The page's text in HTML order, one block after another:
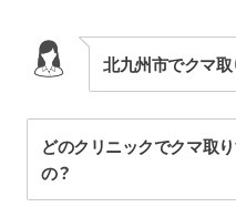
北九州市でクマ
どのクリニックでクマ取
の？